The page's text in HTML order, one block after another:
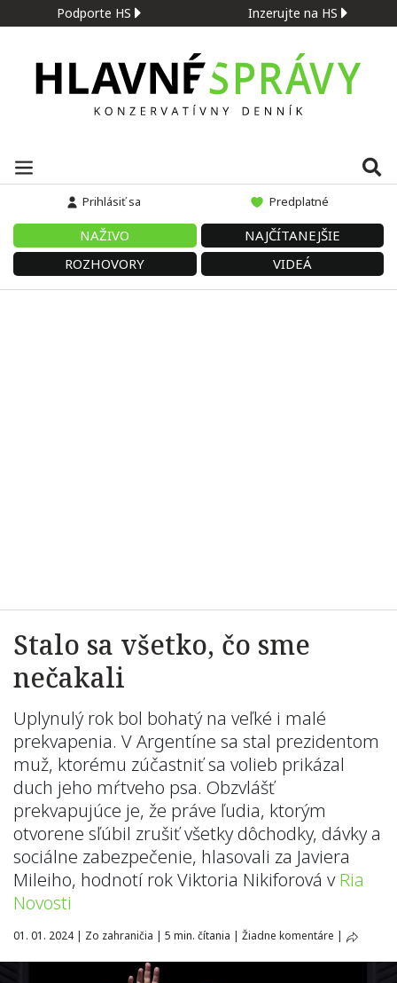
Podporte HS Inzerujte na HS
Prihlásiť sa Predplatné
NAŽIVO
NAJČÍTANEJŠIE
ROZHOVORY
VIDEÁ
Stalo sa všetko, čo sme
nečakali
Uplynulý rok bol bohatý na veľké i malé
prekvapenia. V Argentíne sa stal prezidentom
muž, ktorému zúčastniť sa volieb prikázal
duch jeho mŕtveho psa. Obzvlášť
prekvapujúce je, že práve ľudia, ktorým
otvorene sľúbil zrušiť všetky dôchodky, dávky a
sociálne zabezpečenie, hlasovali za Javiera
Mileiho, hodnotí rok Viktoria Nikiforová vRia
Novosti
01. 01. 2024 | Zo zahraničia | 5 min. čítania | Žiadne komentáre |